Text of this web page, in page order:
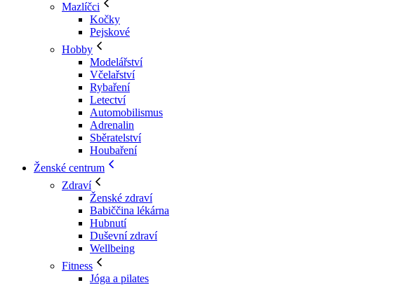
Mazlíčci
Kočky
Pejskové
Hobby
Modelářství
Včelařství
Rybaření
Letectví
Automobilismus
Adrenalin
Sběratelství
Houbaření
Ženské centrum
Zdraví
Ženské zdraví
Babiččina lékárna
Hubnutí
Duševní zdraví
Wellbeing
Fitness
Jóga a pilates